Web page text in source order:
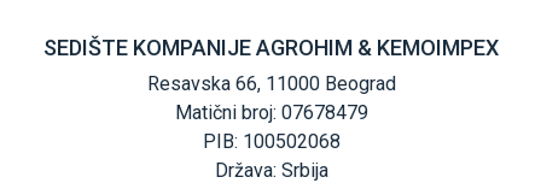
SEDIŠTE KOMPANIJE AGROHIM & KEMOIMPEX
Resavska 66, 11000 Beograd
Matični broj: 07678479
PIB: 100502068
Država: Srbija